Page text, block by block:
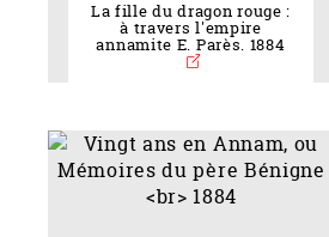
La fille du dragon rouge :
à travers l'empire
annamite E. Parès. 1884